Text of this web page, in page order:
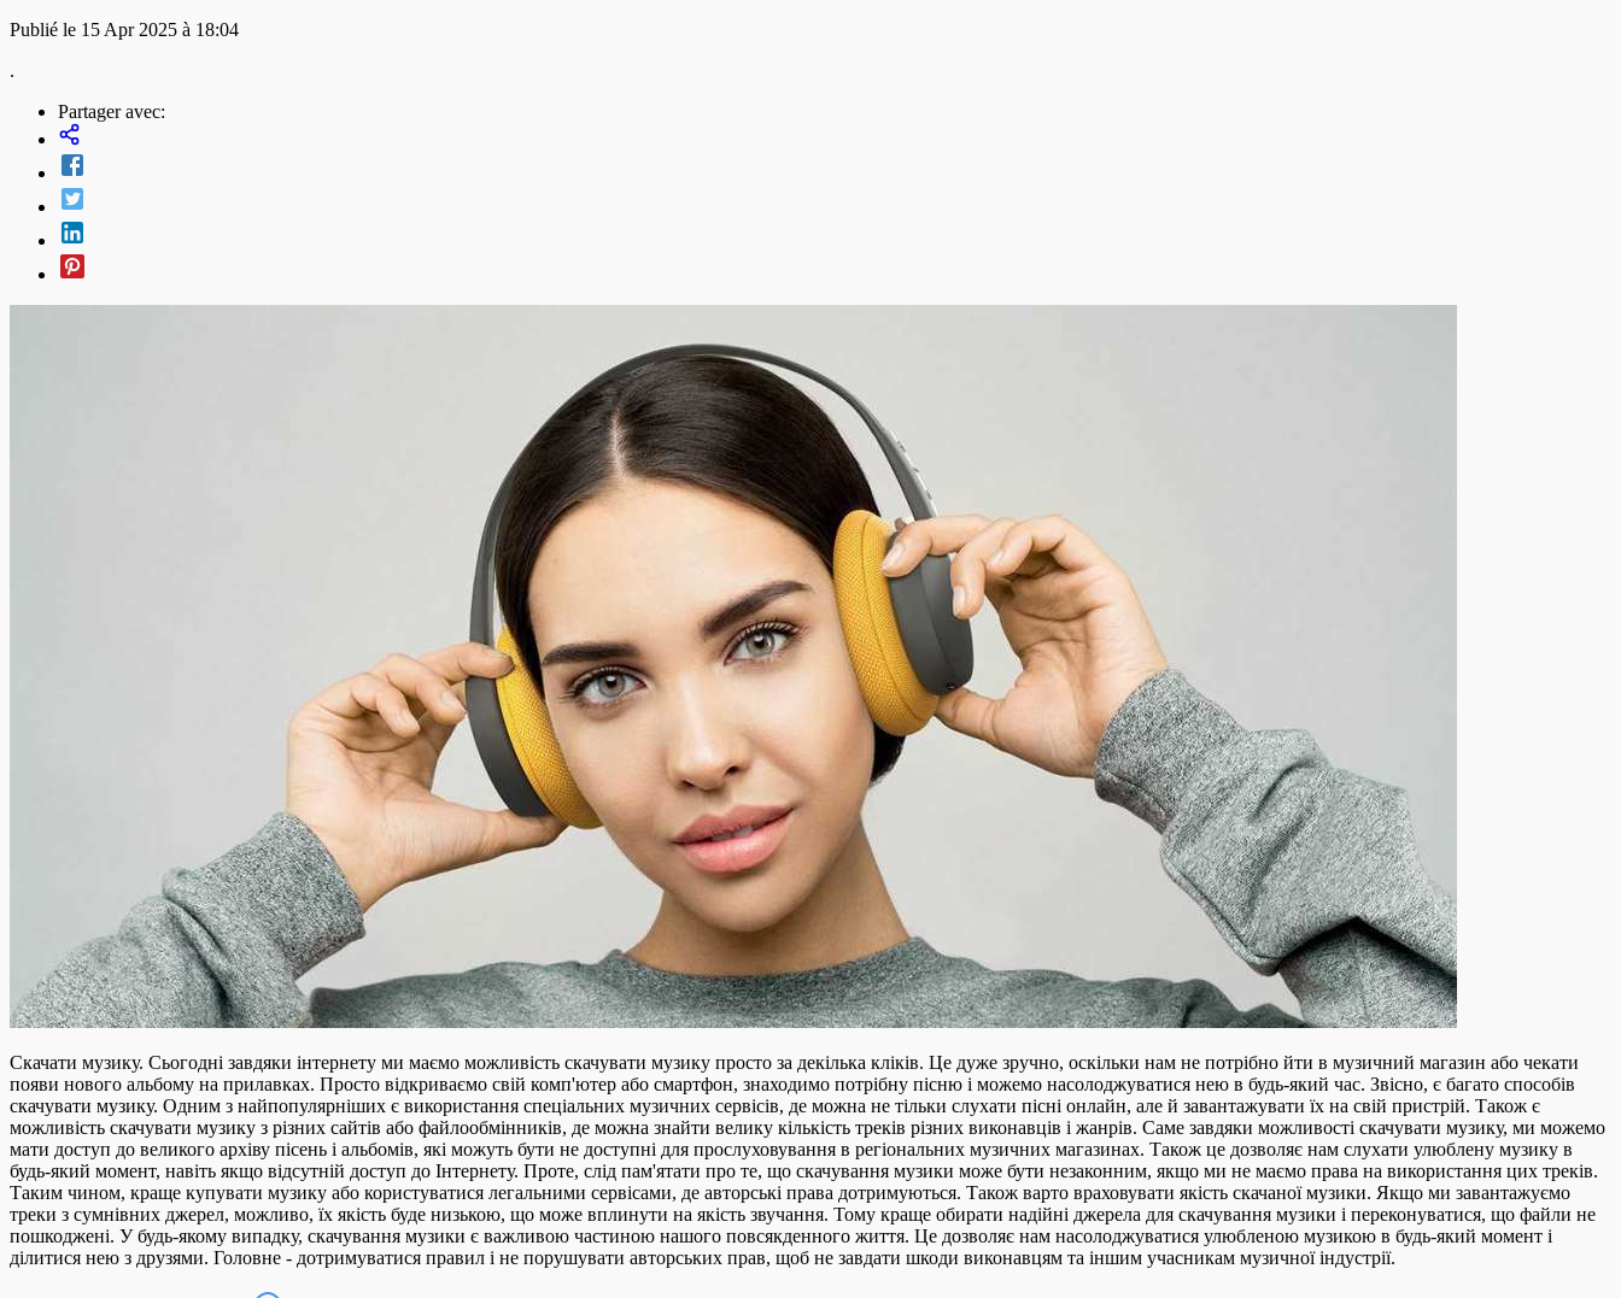
Publié le 15 Apr 2025 à 18:04
.
Partager avec:
Скачати музику. Сьогодні завдяки інтернету ми маємо можливість скачувати музику просто за декілька кліків. Це дуже зручно, оскільки нам не потрібно йти в музичний магазин або чекати
появи нового альбому на прилавках. Просто відкриваємо свій комп'ютер або смартфон, знаходимо потрібну пісню і можемо насолоджуватися нею в будь-який час. Звісно, є багато способів
скачувати музику. Одним з найпопулярніших є використання спеціальних музичних сервісів, де можна не тільки слухати пісні онлайн, але й завантажувати їх на свій пристрій. Також є
можливість скачувати музику з різних сайтів або файлообмінників, де можна знайти велику кількість треків різних виконавців і жанрів. Саме завдяки можливості скачувати музику, ми можемо
мати доступ до великого архіву пісень і альбомів, які можуть бути не доступні для прослуховування в регіональних музичних магазинах. Також це дозволяє нам слухати улюблену музику в
будь-який момент, навіть якщо відсутній доступ до Інтернету. Проте, слід пам'ятати про те, що скачування музики може бути незаконним, якщо ми не маємо права на використання цих треків.
Таким чином, краще купувати музику або користуватися легальними сервісами, де авторські права дотримуються. Також варто враховувати якість скачаної музики. Якщо ми завантажуємо
треки з сумнівних джерел, можливо, їх якість буде низькою, що може вплинути на якість звучання. Тому краще обирати надійні джерела для скачування музики і переконуватися, що файли не
пошкоджені. У будь-якому випадку, скачування музики є важливою частиною нашого повсякденного життя. Це дозволяє нам насолоджуватися улюбленою музикою в будь-який момент і
ділитися нею з друзями. Головне - дотримуватися правил і не порушувати авторських прав, щоб не завдати шкоди виконавцям та іншим учасникам музичної індустрії.